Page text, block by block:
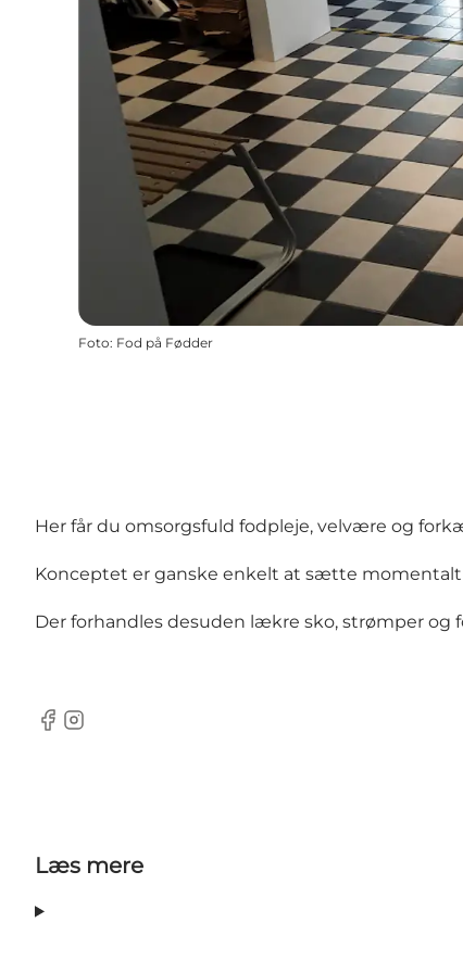
Foto: Fod på Fødder
Her får du omsorgsfuld fodpleje, velvære og
Konceptet er ganske enkelt at sætte
Der forhandles desuden lækre sko, strømper og
Facebook
Instagram
Læs mere